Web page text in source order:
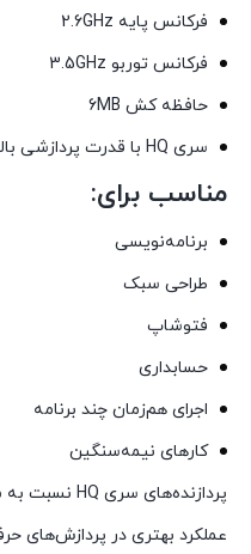
فرکانس پایه 2.6GHz
فرکانس توربو 3.5GHz
حافظه کش 6MB
سری HQ با قدرت پردازشی بالا
مناسب برای:
برنامه‌نویسی
طراحی سبک
فتوشاپ
حسابداری
اجرای هم‌زمان چند برنامه
کارهای نیمه‌سنگین
عملکرد بهتری در پردازش‌های